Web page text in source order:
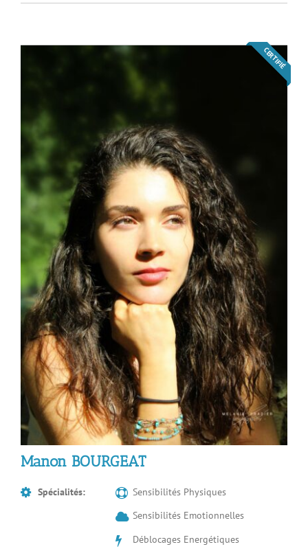
CERTIFIÉ
Manon BOURGEAT
Spécialités:
Sensibilités Physiques
Sensibilités Emotionnelles
Déblocages Energétiques